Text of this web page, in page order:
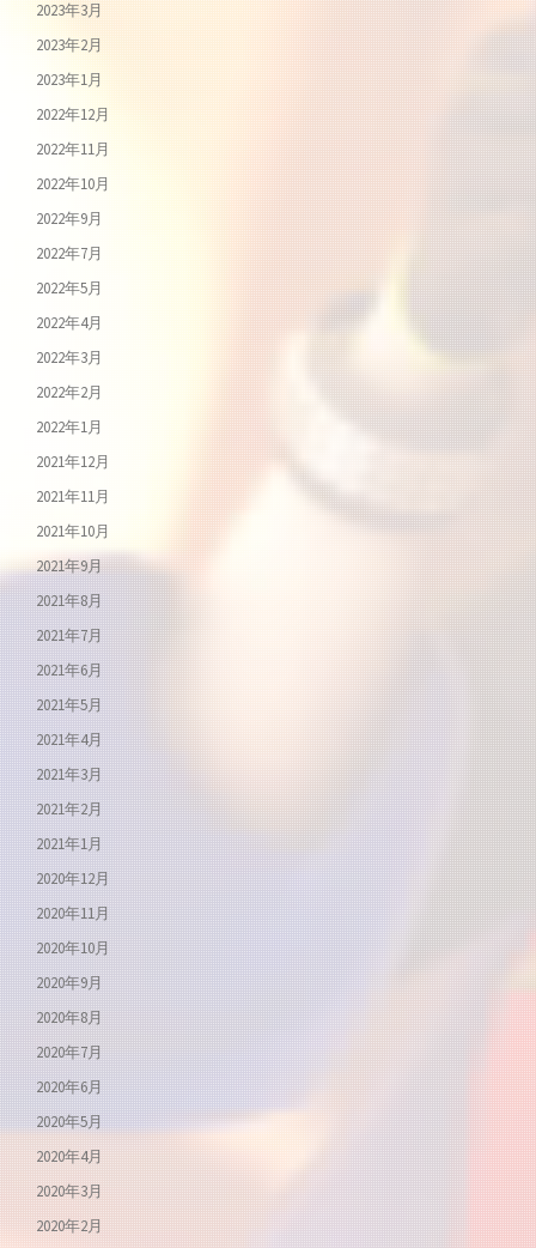
2023年3月
2023年2月
2023年1月
2022年12月
2022年11月
2022年10月
2022年9月
2022年7月
2022年5月
2022年4月
2022年3月
2022年2月
2022年1月
2021年12月
2021年11月
2021年10月
2021年9月
2021年8月
2021年7月
2021年6月
2021年5月
2021年4月
2021年3月
2021年2月
2021年1月
2020年12月
2020年11月
2020年10月
2020年9月
2020年8月
2020年7月
2020年6月
2020年5月
2020年4月
2020年3月
2020年2月